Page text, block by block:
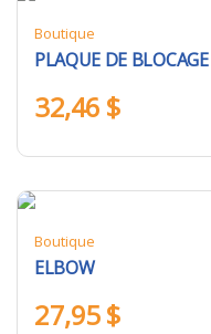
Boutique
PLAQUE DE BLOCAGE
32,46 $
Boutique
ELBOW
27,95$